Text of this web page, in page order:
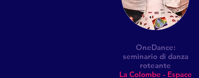
OneDance:
seminario di danza
roteante
La Colombe - Espace